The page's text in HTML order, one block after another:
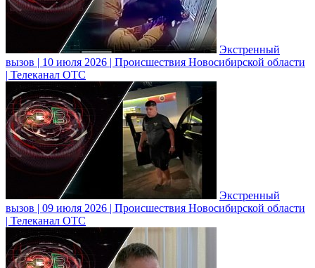
Экстренный
вызов | 10 июля 2026 | Происшествия Новосибирской области
| Телеканал ОТС
Экстренный
вызов | 09 июля 2026 | Происшествия Новосибирской области
| Телеканал ОТС